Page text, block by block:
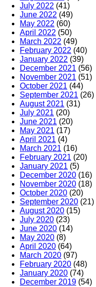
July 2022 (41)
June 2022 (49)
May 2022 (60)
April 2022 (50)
March 2022 (49)
February 2022 (40)
January 2022 (39)
December 2021 (56)
November 2021 (51)
October 2021 (44)
September 2021 (26)
August 2021 (31)
July 2021 (20)
June 2021 (20)
May 2021 (17)
April 2021 (4)
March 2021 (16)
February 2021 (20)
January 2021 (5)
December 2020 (16)
November 2020 (18)
October 2020 (20)
September 2020 (21)
August 2020 (15)
July 2020 (23)
June 2020 (14)
May 2020 (8)
April 2020 (64)
March 2020 (97)
February 2020 (48)
January 2020 (74)
December 2019 (54)